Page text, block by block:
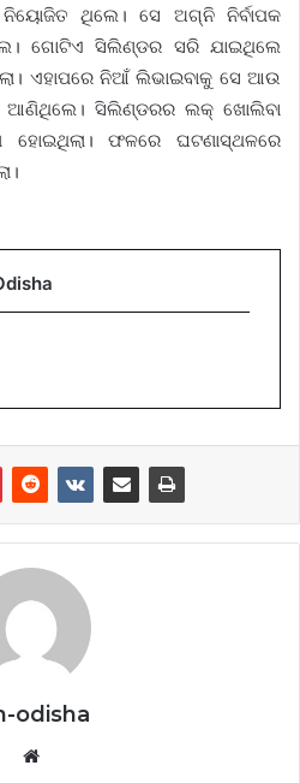
ଥିଲେ। ସେ ଅଗ୍ନି ନିର୍ବାପକ
ଗୋଟିଏ ସିଲିଣ୍ଡର ସରି ଯାଇଥିଲେ
ଏହାପରେ ନିଆଁ ଲିଭାଇବାକୁ ସେ ଆଉ
ଆଣିଥିଲେ। ସିଲିଣ୍ଡରର ଲକ୍‌ ଖୋଲିବା
ହୋଇଥିଲା। ଫଳରେ ଘଟଣାସ୍ଥଳରେ
odisha
Website